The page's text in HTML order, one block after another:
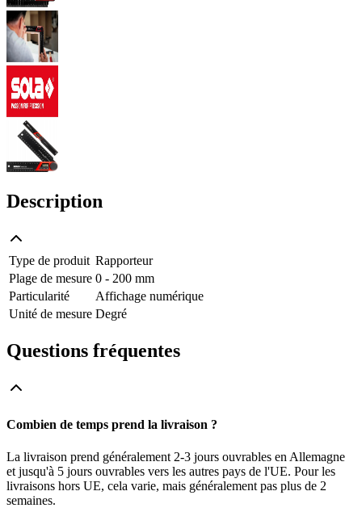
Description
Type de produit Rapporteur
Plage de mesure 0 - 200 mm
Particularité
Affichage numérique
Unité de mesure Degré
Questions fréquentes
Combien de temps prend la livraison ?
La livraison prend généralement 2-3 jours ouvrables en Allemagne
et jusqu'à 5 jours ouvrables vers les autres pays de l'UE. Pour les
livraisons hors UE, cela varie, mais généralement pas plus de 2
semaines.